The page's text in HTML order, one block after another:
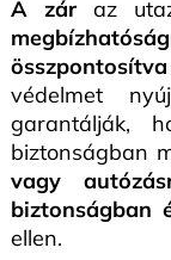
A zár az
összpontosítva
védelmet
garantálják,
biztonságban
vagy
biztonságban
ellen.